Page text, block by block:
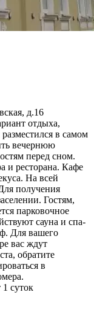
д.16
отдыха,
в самом
вечернюю
перед сном.
и ресторана. Кафе
На всей
получения
Гостям,
парковочное
сауна и спа-
Для вашего
вас ждут
обратите
в
суток